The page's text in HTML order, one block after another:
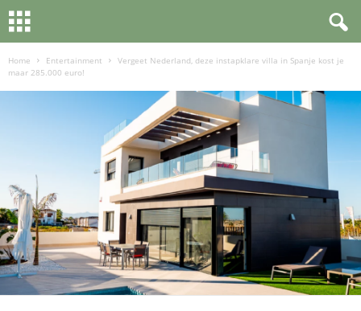
Home Entertainment
Vergeet Nederland, deze instapklare villa in Spanje kost je
maar 285.000 euro!